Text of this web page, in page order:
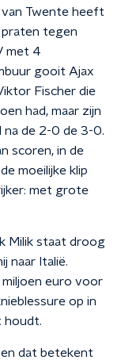
van Twente heeft
tegen
met 4
gooit Ajax
Fischer die
had, maar zijn
na de 2-0 de 3-0.
scoren, in de
moeilijke klip
met grote
Milik staat droog
naar Italië.
euro voor
op in
houdt.
dat betekent